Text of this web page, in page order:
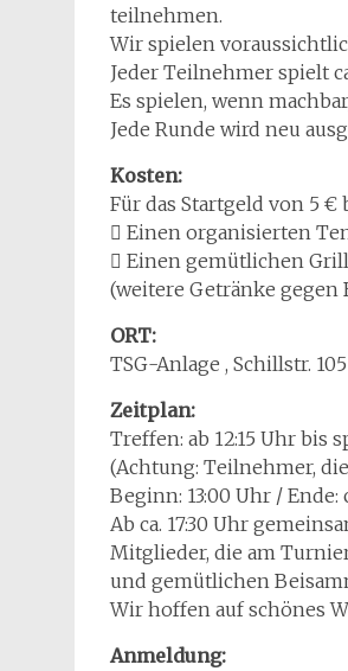
teilnehmen.
Wir spielen
Jeder Teilnehmer spielt
Es spielen, wenn
Jede Runde wird neu
Kosten:
Für das Startgeld von 5
 Einen organisierten
 Einen gemütlichen
(weitere Getränke gegen
ORT:
TSG-Anlage , Schillstr. 105
Zeitplan:
Treffen: ab 12:15 Uhr bis
(Achtung: Teilnehmer,
Beginn: 13:00 Uhr / Ende:
Ab ca. 17:30 Uhr
Mitglieder, die am
und gemütlichen
Wir hoffen auf schönes
Anmeldung: